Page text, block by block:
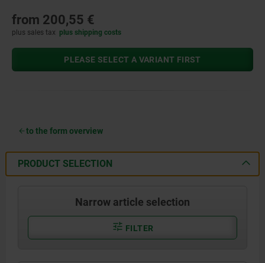
from 200,55 €
plus sales tax plus shipping costs
PLEASE SELECT A VARIANT FIRST
to the form overview
PRODUCT SELECTION
Narrow article selection
FILTER